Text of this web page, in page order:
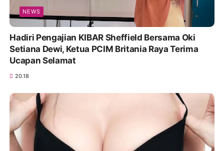
NEWS
Hadiri Pengajian KIBAR Sheffield Bersama Oki
Setiana Dewi, Ketua PCIM Britania Raya Terima
Ucapan Selamat
20.18